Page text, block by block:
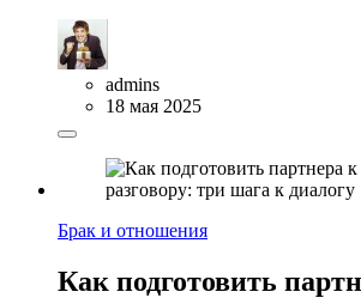
admins
18 мая 2025
Брак и отношения
Как подготовить